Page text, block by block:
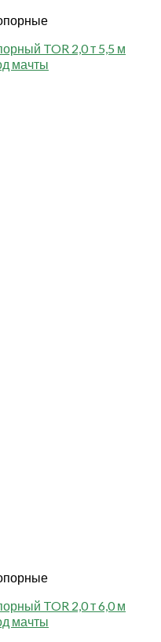
TOR 2,0 т 5,5 м
мачты
TOR 2,0 т 6,0 м
мачты